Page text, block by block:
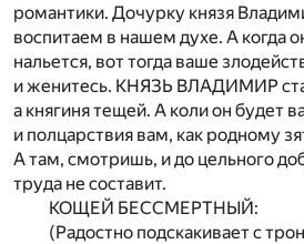
романтики. Дочурку князя
воспитаем в нашем духе. А когда
нальется, вот тогда ваше
и женитесь. КНЯЗЬ ВЛАДИМИР
а княгиня тещей. А коли он будет
и полцарствия вам, как родному
А там, смотришь, и до цельного
труда не составит.
КОЩЕЙ БЕССМЕРТНЫЙ:
(Радостно подскакивает с